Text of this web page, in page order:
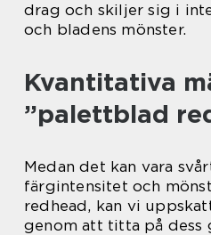
drag och skiljer sig i
och bladens mönster.
Kvantitativa
”palettblad
Medan det kan vara
färgintensitet och
redhead, kan vi
genom att titta på dess